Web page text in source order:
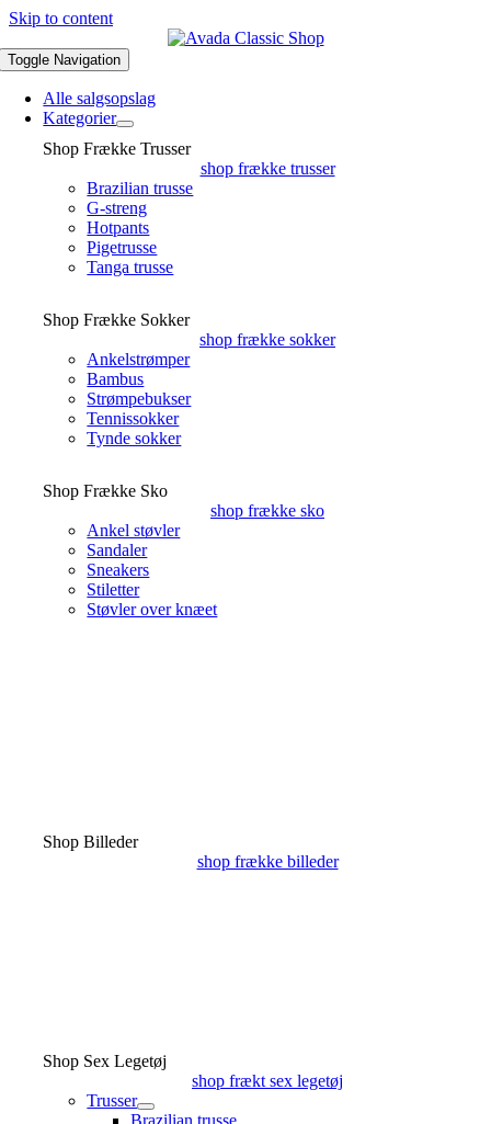
Skip to content
Toggle Navigation
Alle salgsopslag
Kategorier
Shop Frække Trusser
shop frække trusser
Brazilian trusse
G-streng
Hotpants
Pigetrusse
Tanga trusse
Shop Frække Sokker
shop frække sokker
Ankelstrømper
Bambus
Strømpebukser
Tennissokker
Tynde sokker
Shop Frække Sko
shop frække sko
Ankel støvler
Sandaler
Sneakers
Stiletter
Støvler over knæet
Shop Billeder
shop frække billeder
Shop Sex Legetøj
shop frækt sex legetøj
Trusser
Brazilian trusse